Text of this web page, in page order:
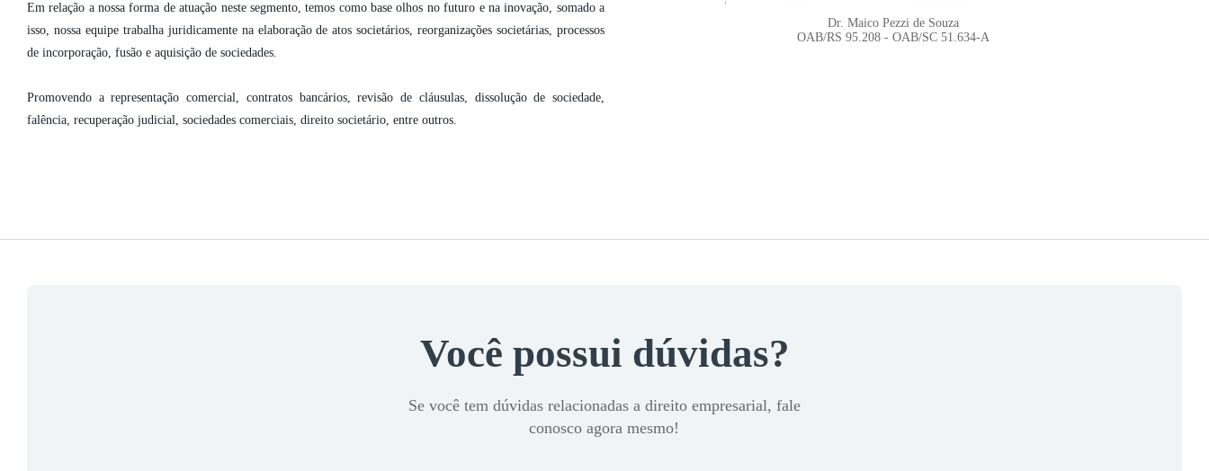
Em relação a nossa forma de atuação neste segmento, temos como base olhos no futuro e na inovação, somado a
isso, nossa equipe trabalha juridicamente na elaboração de atos societários, reorganizações societárias, processos
de incorporação, fusão e aquisição de sociedades.
Promovendo a representação comercial, contratos bancários, revisão de cláusulas, dissolução de sociedade,
falência, recuperação judicial, sociedades comerciais, direito societário, entre outros.
Dr. Maico Pezzi de Souza
OAB/RS 95.208 - OAB/SC 51.634-A
Você possui dúvidas?
se você tem dúvidas relacionadas a direito empresarial, fale
conosco agora mesmo!